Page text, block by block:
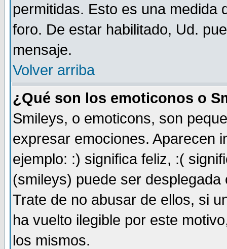
permitidas. Esto es una medida
foro. De estar habilitado, Ud.
mensaje.
Volver arriba
¿Qué son los emoticonos o
Smileys, o emoticons, son
expresar emociones. Aparecen
ejemplo: :) significa feliz, :(
(smileys) puede ser
Trate de no abusar de ellos, si
ha vuelto ilegible por este
los mismos.